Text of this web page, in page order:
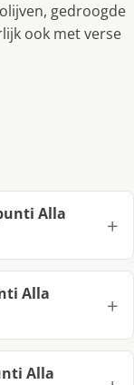
gedroogde
ook met verse
Alla
Alla
Alla